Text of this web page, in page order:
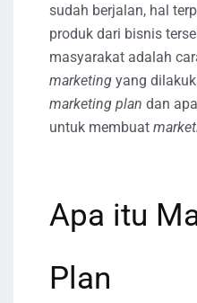
sudah berjalan, hal
produk dari bisnis
masyarakat adalah
marketing yang
marketing plan dan
untuk membuat
Apa itu
Plan